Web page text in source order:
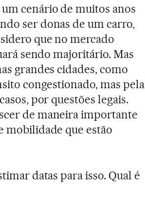
cenário de muitos anos
ser donas de um carro,
que no mercado
sendo majoritário. Mas
grandes cidades, como
congestionado, mas pela
por questões legais.
de maneira importante
mobilidade que estão
datas para isso. Qual é